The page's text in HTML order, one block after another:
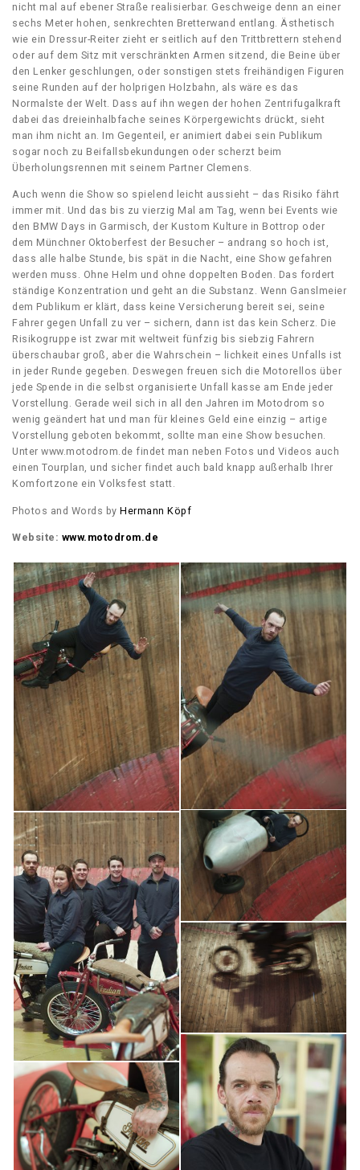
nicht mal auf ebener Straße realisierbar. Geschweige denn an einer
sechs Meter hohen, senkrechten Bretterwand entlang. Ästhetisch
wie ein Dressur-Reiter zieht er seitlich auf den Trittbrettern stehend
oder auf dem Sitz mit verschränkten Armen sitzend, die Beine über
den Lenker geschlungen, oder sonstigen stets freihändigen Figuren
seine Runden auf der holprigen Holzbahn, als wäre es das
Normalste der Welt. Dass auf ihn wegen der hohen Zentrifugalkraft
dabei das dreieinhalbfache seines Körpergewichts drückt, sieht
man ihm nicht an. Im Gegenteil, er animiert dabei sein Publikum
sogar noch zu Beifallsbekundungen oder scherzt beim
Überholungsrennen mit seinem Partner Clemens.
Auch wenn die Show so spielend leicht aussieht – das Risiko fährt
immer mit. Und das bis zu vierzig Mal am Tag, wenn bei Events wie
den BMW Days in Garmisch, der Kustom Kulture in Bottrop oder
dem Münchner Oktoberfest der Besucher – andrang so hoch ist,
dass alle halbe Stunde, bis spät in die Nacht, eine Show gefahren
werden muss. Ohne Helm und ohne doppelten Boden. Das fordert
ständige Konzentration und geht an die Substanz. Wenn Ganslmeier
dem Publikum er klärt, dass keine Versicherung bereit sei, seine
Fahrer gegen Unfall zu ver – sichern, dann ist das kein Scherz. Die
Risikogruppe ist zwar mit weltweit fünfzig bis siebzig Fahrern
überschaubar groß, aber die Wahrschein – lichkeit eines Unfalls ist
in jeder Runde gegeben. Deswegen freuen sich die Motorellos über
jede Spende in die selbst organisierte Unfall kasse am Ende jeder
Vorstellung. Gerade weil sich in all den Jahren im Motodrom so
wenig geändert hat und man für kleines Geld eine einzig – artige
Vorstellung geboten bekommt, sollte man eine Show besuchen.
Unter www.motodrom.de findet man neben Fotos und Videos auch
einen Tourplan, und sicher findet auch bald knapp außerhalb Ihrer
Komfortzone ein Volksfest statt.
Photos and Words by Hermann Köpf
Website: www.motodrom.de